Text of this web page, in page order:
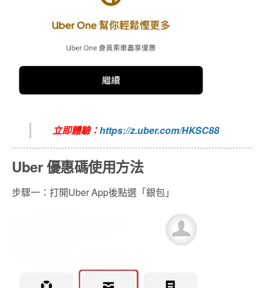
立即體驗：https://z.uber.com/HKSC88
Uber 優惠碼使用方法
步驟一：打開Uber App後點選「銀包」